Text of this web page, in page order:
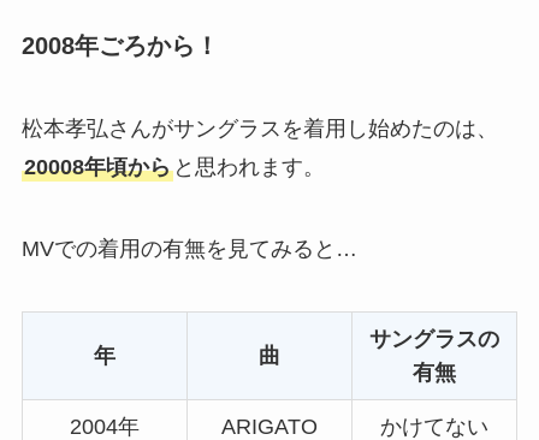
2008年ごろから！
松本孝弘さんがサングラスを着用し始めたのは、
20008年頃からと思われます。
MVでの着用の有無を見てみると…
年 曲
サングラスの
有無
2004年 ARIGATO かけてない